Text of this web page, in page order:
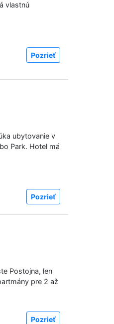
vlastnú
Pozrieť
ubytovanie v
Park. Hotel má
Pozrieť
Postojna, len
pre 2 až
Pozrieť